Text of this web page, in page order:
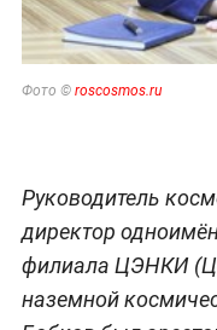
Фото © roscosmos.ru
Руководитель
директор
филиала ЦЭНКИ
наземной